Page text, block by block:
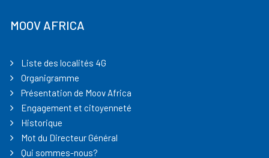
MOOV AFRICA
Liste des localités 4G
Organigramme
Présentation de Moov Africa
Engagement et citoyenneté
Historique
Mot du Directeur Général
Qui sommes-nous?